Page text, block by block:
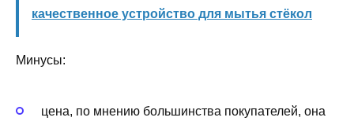
качественное устройство для мытья стёкол
Минусы:
цена, по мнению большинства покупателей, она